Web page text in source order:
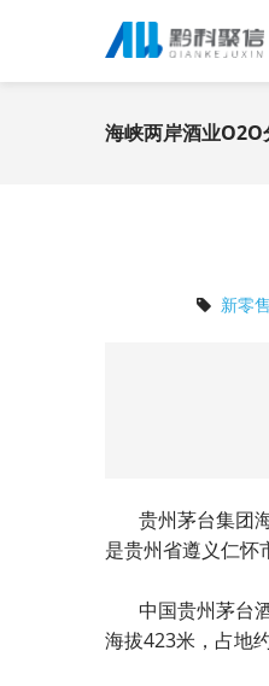
海峡两岸酒业
新零
贵州茅台集团
是贵州省遵义仁怀
中国贵州茅台酒
海拔423米，占地